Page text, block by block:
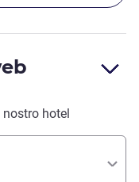
lì con me. Oltre
hotel